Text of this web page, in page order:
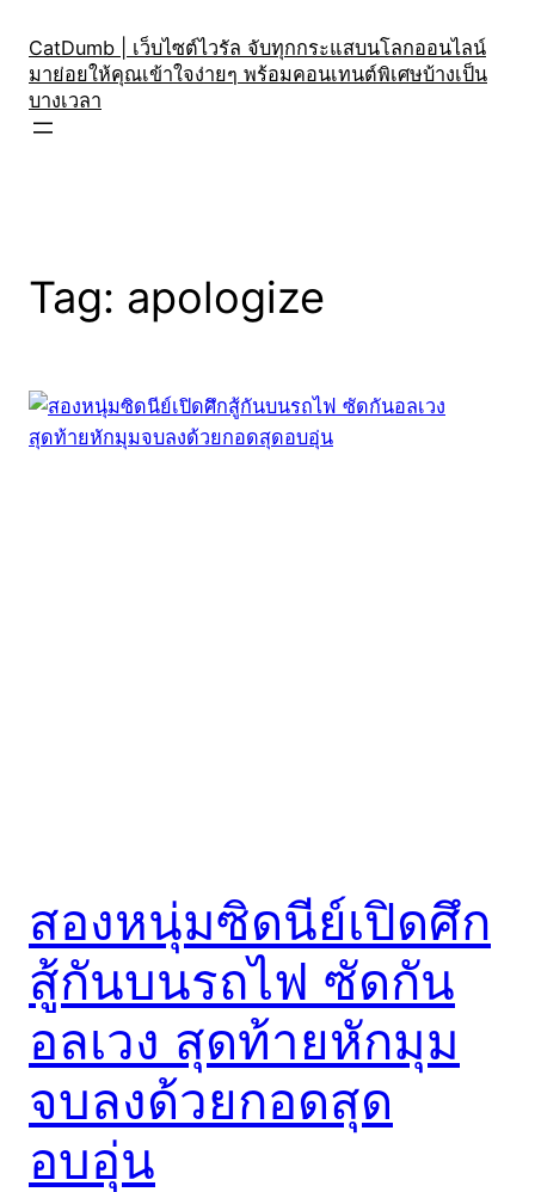
content
CatDumb | เว็บไซต์ไวรัล จับทุกกระแสบนโลกออนไลน์
มาย่อยให้คุณเข้าใจง่ายๆ พร้อมคอนเทนต์พิเศษบ้างเป็น
บางเวลา
Tag: apologize
สองหนุ่มซิดนีย์เปิดศึก
สู้กันบนรถไฟ ซัดกัน
อลเวง สุดท้ายหักมุม
จบลงด้วยกอดสุด
อบอุ่น